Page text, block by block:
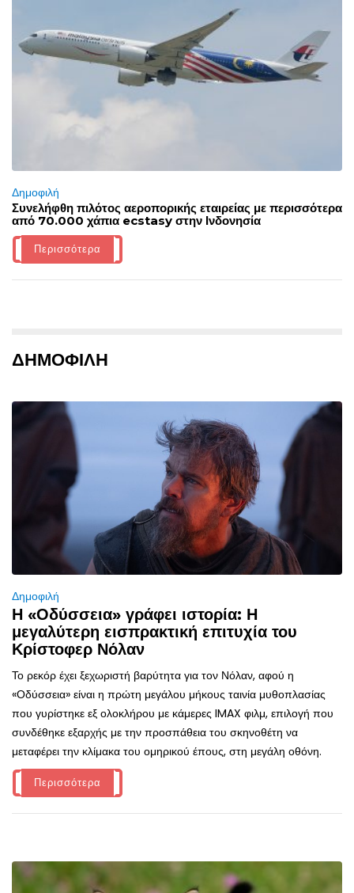
Δημοφιλή
Συνελήφθη πιλότος αεροπορικής εταιρείας με περισσότερα
από 70.000 χάπια ecstasy στην Ινδονησία
Περισσότερα
ΔΗΜΟΦΙΛΗ
Δημοφιλή
Η «Οδύσσεια» γράφει ιστορία: Η
μεγαλύτερη εισπρακτική επιτυχία του
Κρίστοφερ Νόλαν
Το ρεκόρ έχει ξεχωριστή βαρύτητα για τον Νόλαν, αφού η
«Οδύσσεια» είναι η πρώτη μεγάλου μήκους ταινία μυθοπλασίας
που γυρίστηκε εξ ολοκλήρου με κάμερες IMAX φιλμ, επιλογή που
συνδέθηκε εξαρχής με την προσπάθεια του σκηνοθέτη να
μεταφέρει την κλίμακα του ομηρικού έπους, στη μεγάλη οθόνη.
Περισσότερα